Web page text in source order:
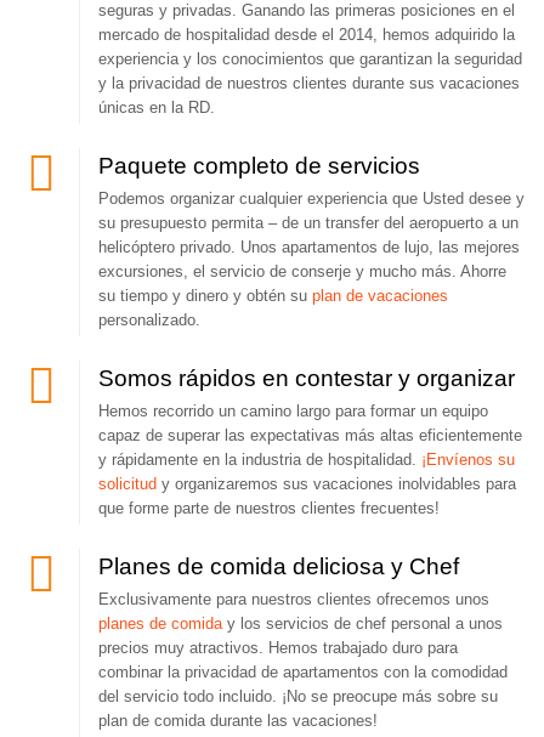
seguras y privadas. Ganando las primeras posiciones en el
mercado de hospitalidad desde el 2014, hemos adquirido la
experiencia y los conocimientos que garantizan la seguridad
y la privacidad de nuestros clientes durante sus vacaciones
únicas en la RD.
Paquete completo de servicios
Podemos organizar cualquier experiencia que Usted desee y
su presupuesto permita – de un transfer del aeropuerto a un
helicóptero privado. Unos apartamentos de lujo, las mejores
excursiones, el servicio de conserje y mucho más. Ahorre
su tiempo y dinero y obtén su plan de vacaciones
personalizado.
Somos rápidos en contestar y organizar
Hemos recorrido un camino largo para formar un equipo
capaz de superar las expectativas más altas eficientemente
y rápidamente en la industria de hospitalidad. ¡Envíenos su
solicitud y organizaremos sus vacaciones inolvidables para
que forme parte de nuestros clientes frecuentes!
Planes de comida deliciosa y Chef
Exclusivamente para nuestros clientes ofrecemos unos
planes de comiday los servicios de chef personal a unos
precios muy atractivos. Hemos trabajado duro para
combinar la privacidad de apartamentos con la comodidad
del servicio todo incluido. ¡No se preocupe más sobre su
plan de comida durante las vacaciones!